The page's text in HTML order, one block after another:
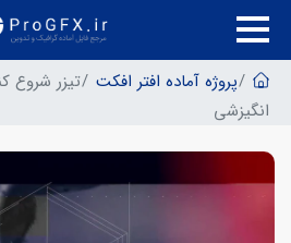
پروژه آماده افتر افکت تیزر شروع
انگیزشی